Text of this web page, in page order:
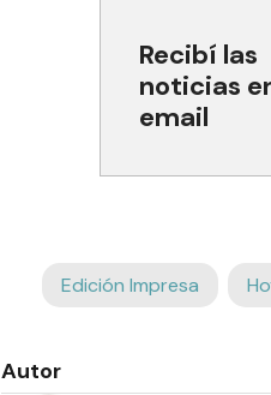
Recibí las
noticias
email
Edición Impresa
Autor